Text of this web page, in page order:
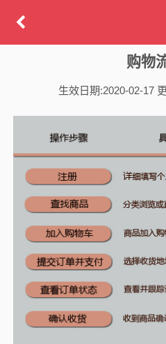
购物
生效日期:2020-02-17